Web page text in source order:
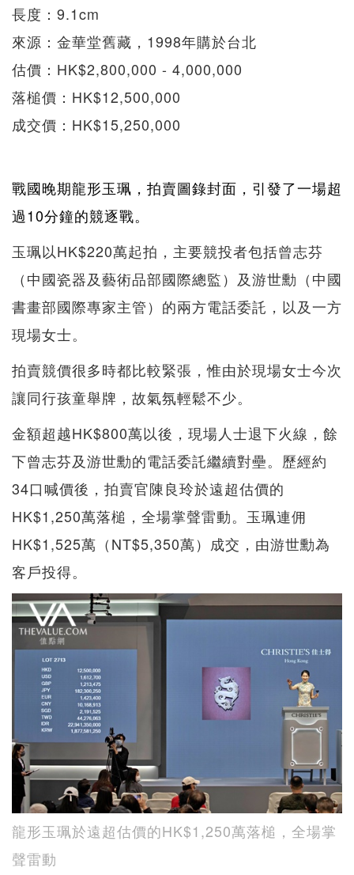
長度：9.1cm
來源：金華堂舊藏，1998年購於台北
估價：HK$2,800,000 - 4,000,000
落槌價：HK$12,500,000
成交價：HK$15,250,000
戰國晚期龍形玉珮，拍賣圖錄封面，引發了一場超
過10分鐘的競逐戰。
玉珮以HK$220萬起拍，主要競投者包括曾志芬
（中國瓷器及藝術品部國際總監）及游世勳（中國
書畫部國際專家主管）的兩方電話委託，以及一方
現場女士。
拍賣競價很多時都比較緊張，惟由於現場女士今次
讓同行孩童舉牌，故氣氛輕鬆不少。
金額超越HK$800萬以後，現場人士退下火線，餘
下曾志芬及游世勳的電話委託繼續對壘。歷經約
34口喊價後，拍賣官陳良玲於遠超估價的
HK$1,250萬落槌，全場掌聲雷動。玉珮連佣
HK$1,525萬（NT$5,350萬）成交，由游世勳為
客戶投得。
龍形玉珮於遠超估價的HK$1,250萬落槌，全場掌
聲雷動